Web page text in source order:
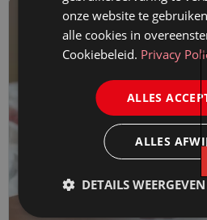
onze website te
alle cookies in
Cookiebeleid. Privacy
ALLES
ALLES
DETAILS WEERGEVEN